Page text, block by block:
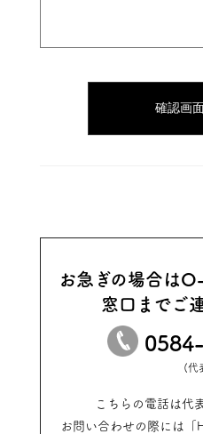
お急ぎの場合は
窓口までご
(代
こちらの電話は代
お問い合わせの際には「